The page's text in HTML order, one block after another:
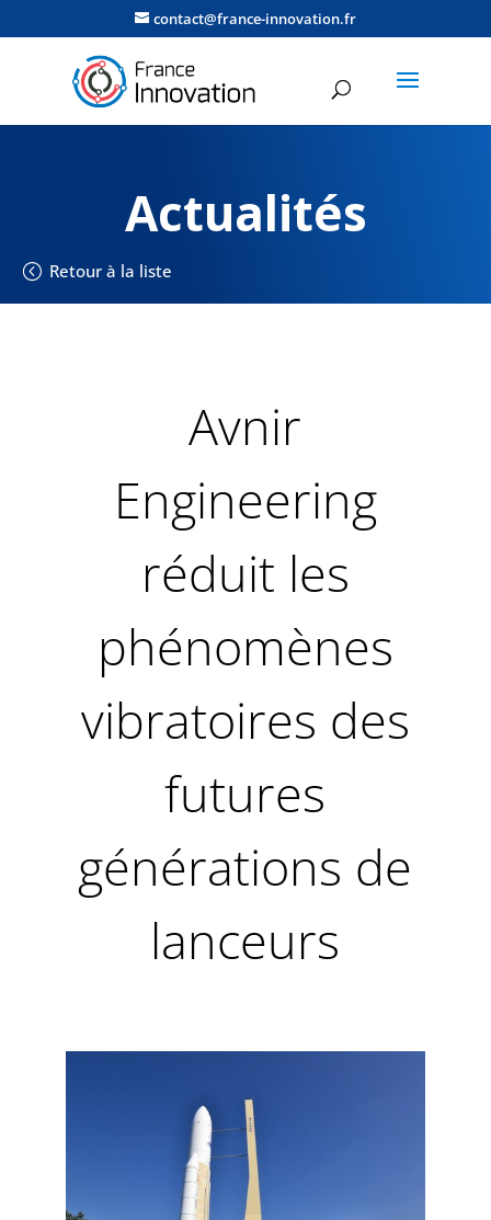
contact@france-innovation.fr
Actualités
Retour à la liste
Avnir
Engineering
réduit les
phénomènes
vibratoires des
futures
générations de
lanceurs